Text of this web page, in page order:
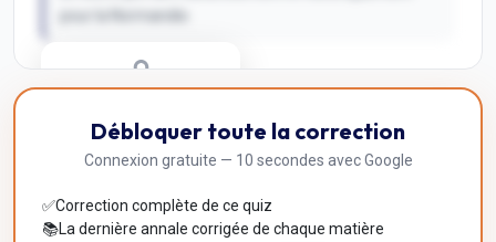
Inscris-toi pour débloquer
Débloquer toute la correction
Connexion gratuite — 10 secondes avec Google
✅Correction complète de ce quiz
📚La dernière annale corrigée de chaque matière